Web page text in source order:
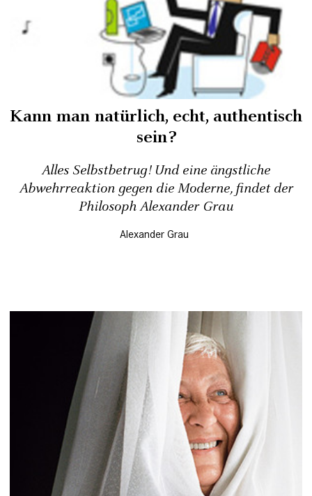
Kann man natürlich, echt, authentisch
sein?
Alles Selbstbetrug! Und eine ängstliche
Abwehrreaktion gegen die Moderne, findet der
Philosoph Alexander Grau
Alexander Grau